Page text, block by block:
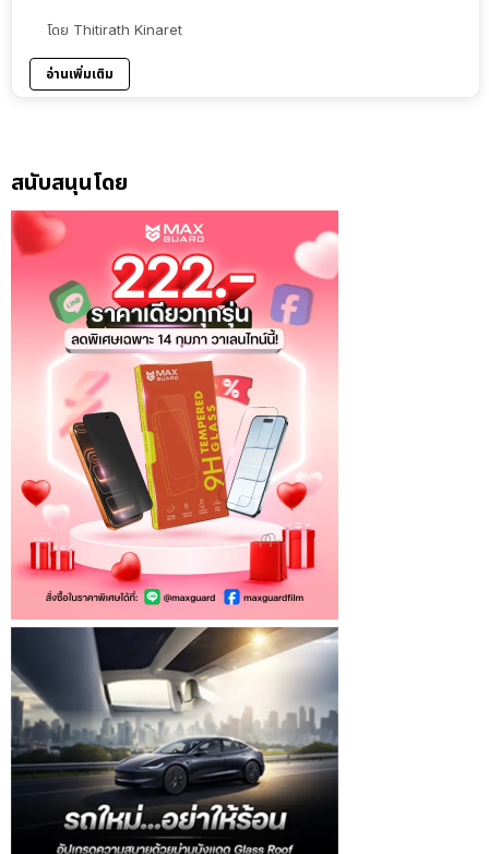
โดย Thitirath Kinaret
อ่านเพิ่มเติม
สนับสนุนโดย